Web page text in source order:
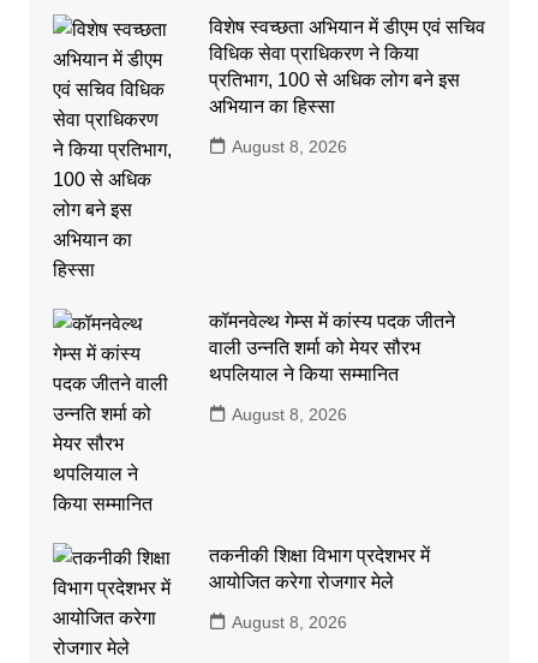
विशेष स्वच्छता अभियान में डीएम एवं सचिव
विधिक सेवा प्राधिकरण ने किया
प्रतिभाग, 100 से अधिक लोग बने इस
अभियान का हिस्सा
August 8, 2026
कॉमनवेल्थ गेम्स में कांस्य पदक जीतने
वाली उन्नति शर्मा को मेयर सौरभ
थपलियाल ने किया सम्मानित
August 8, 2026
तकनीकी शिक्षा विभाग प्रदेशभर में
आयोजित करेगा रोजगार मेले
August 8, 2026